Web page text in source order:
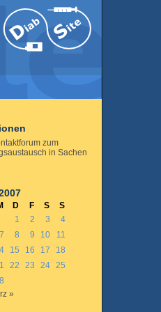
zum
in Sachen
D F S
S
1
2 3
4
7 8 9 10
11
15 16 17
18
22 23 24 25
»